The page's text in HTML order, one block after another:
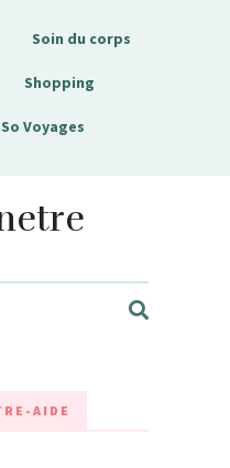
Soin du corps
Shopping
So Voyages
AIDE